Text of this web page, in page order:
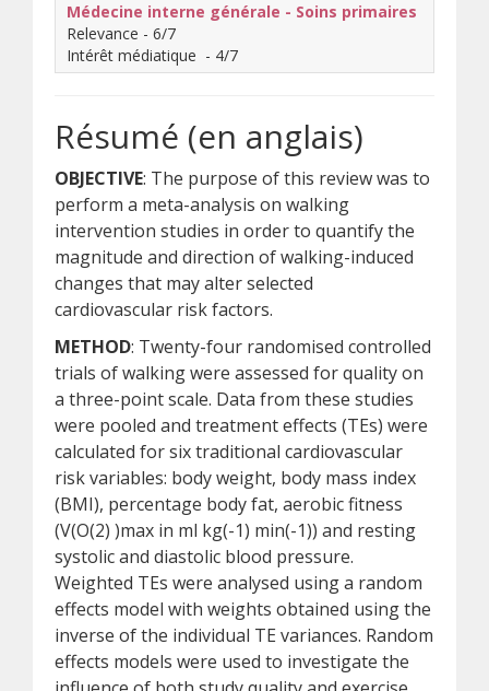
Médecine interne générale - Soins primaires
Relevance - 6/7
Intérêt médiatique - 4/7
Résumé (en anglais)
OBJECTIVE: The purpose of this review was to
perform a meta-analysis on walking
intervention studies in order to quantify the
magnitude and direction of walking-induced
changes that may alter selected
cardiovascular risk factors.
METHOD: Twenty-four randomised controlled
trials of walking were assessed for quality on
a three-point scale. Data from these studies
were pooled and treatment effects (TEs) were
calculated for six traditional cardiovascular
risk variables: body weight, body mass index
(BMI), percentage body fat, aerobic fitness
(V(O(2) )max in ml kg(-1) min(-1)) and resting
systolic and diastolic blood pressure.
Weighted TEs were analysed using a random
effects model with weights obtained using the
inverse of the individual TE variances. Random
effects models were used to investigate the